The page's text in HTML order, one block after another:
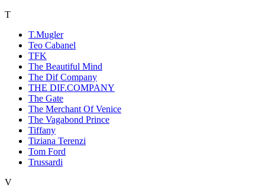
T
T.Mugler
Teo Cabanel
TFK
The Beautiful Mind
The Dif Company
THE DIF.COMPANY
The Gate
The Merchant Of Venice
The Vagabond Prince
Tiffany
Tiziana Terenzi
Tom Ford
Trussardi
V